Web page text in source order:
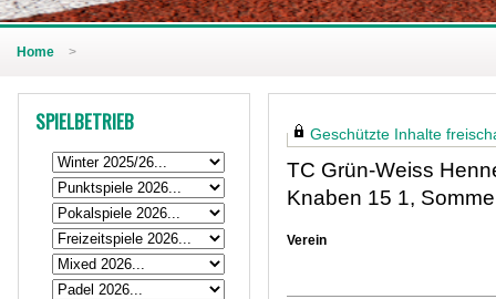
Home >
SPIELBETRIEB Geschützte Inhalte
TC Grün-Weiss
Knaben 15 1,
Verein